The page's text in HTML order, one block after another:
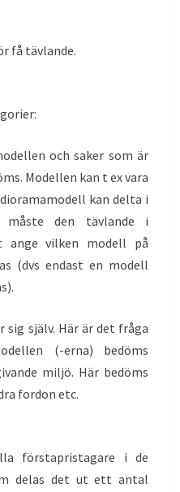
få tävlande.
och saker som är
Modellen kan t ex vara
kan delta i
måste den tävlande i
ange vilken modell på
(dvs endast en modell
sig själv. Här är det fråga
(-erna) bedöms
miljö. Här bedöms
fordon etc.
förstapristagare i de
delas det ut ett antal